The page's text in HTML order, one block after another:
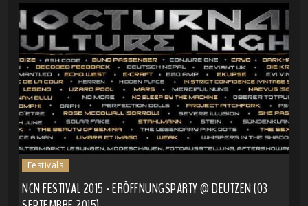
Festivals
NCN FESTIVAL 2015 - ERÖFFNUNGSPARTY @ DEUTZEN (03